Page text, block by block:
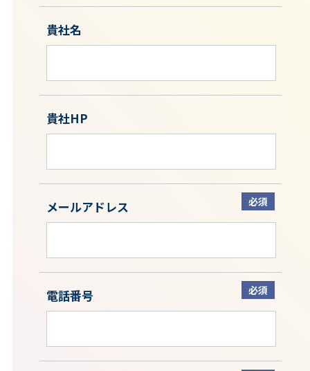
貴社名
貴社HP
メールアドレス 必須
電話番号 必須